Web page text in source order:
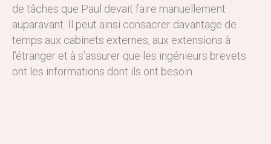
de tâches que Paul devait faire manuellement
auparavant. Il peut ainsi consacrer davantage de
temps aux cabinets externes, aux extensions à
l’étranger et à s’assurer que les ingénieurs brevets
ont les informations dont ils ont besoin.